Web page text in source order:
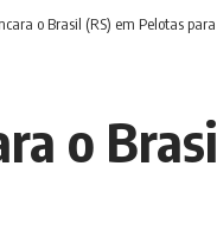
o Brasil (RS) em Pelotas
o